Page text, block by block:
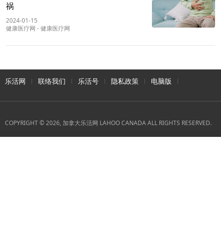
祸
2024-01-15
健康医疗网 -健康医疗网
乐活网 联络我们 乐活号 隐私政策 电脑版
COPYRIGHT © 2026, 加拿大乐活网 LAHOO CANADA ALL RIGHTS RESERVED.